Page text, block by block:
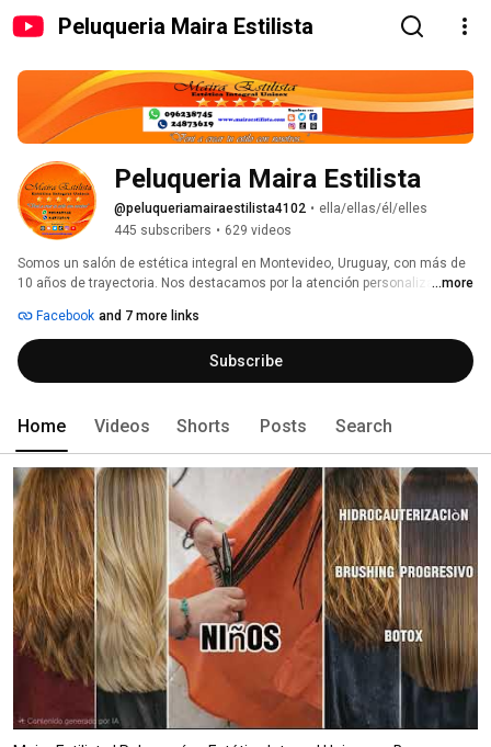
Peluqueria Maira Estilista
Peluqueria Maira Estilista
@peluqueriamairaestilista4102 • ella/ellas/él/elles
445 subscribers • 629 videos
Somos un salón de estética integral en Montevideo, Uruguay, con más de
10 años de trayectoria. Nos destacamos por la atención personalizada, el
...more
Facebook and 7 more links
Subscribe
Home Videos Shorts Posts Search